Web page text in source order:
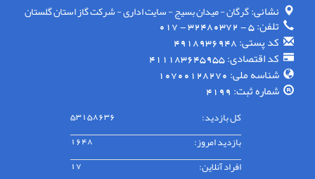
نشانی:گرگان - ميدان بسيج - سايت اداری - شركت گاز استان گلستان
تلفن: 5 - 32480372 - 017
کد پستی: 4918936948
کد اقتصادی: 411183645955
شناسه ملی: 10700128270
شماره ثبت: 4199
کل بازدید: 53158636
بازدید امروز: 1648
افراد آنلاین: 17